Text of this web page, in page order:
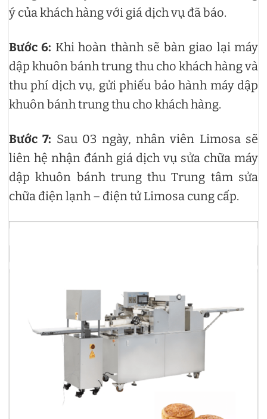
ý của khách hàng với giá dịch vụ đã báo.
Bước 6: Khi hoàn thành sẽ bàn giao lại máy
dập khuôn bánh trung thu cho khách hàng và
thu phí dịch vụ, gửi phiếu bảo hành máy dập
khuôn bánh trung thu cho khách hàng.
Bước 7: Sau 03 ngày, nhân viên Limosa sẽ
liên hệ nhận đánh giá dịch vụ sửa chữa máy
dập khuôn bánh trung thu Trung tâm sửa
chữa điện lạnh – điện tử Limosa cung cấp.